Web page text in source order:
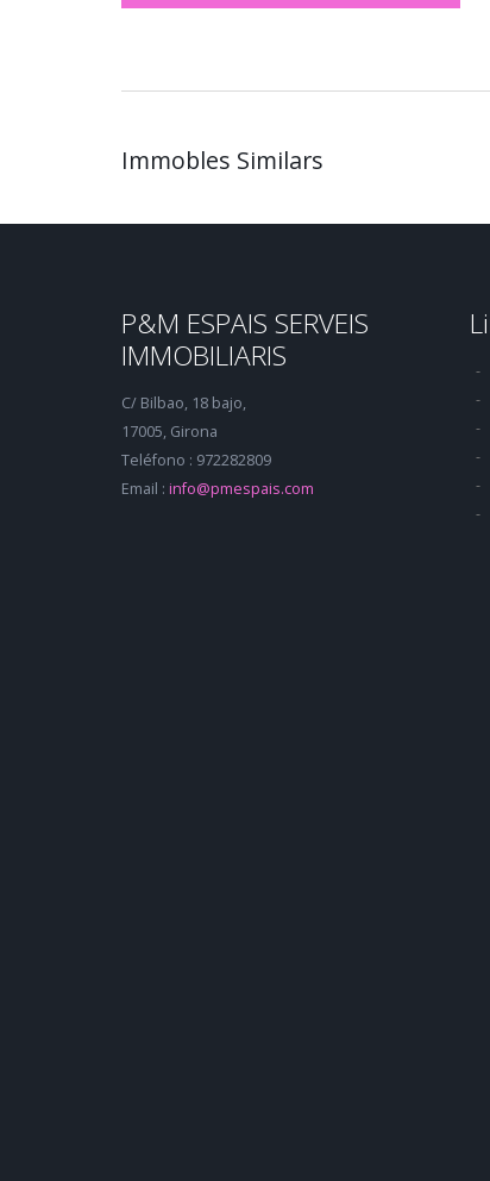
Immobles Similars
P&M ESPAIS SERVEIS
IMMOBILIARIS
C/ Bilbao, 18 bajo,
17005, Girona
Teléfono : 972282809
Email : info@pmespais.com